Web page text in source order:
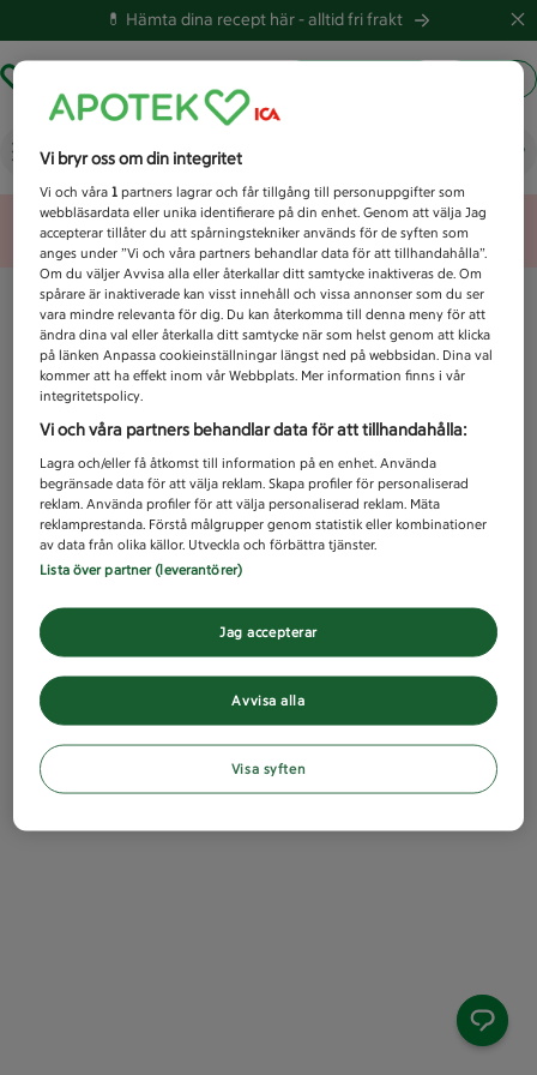
💊 Hämta dina recept här -alltid fri frakt
Vad letar du efter idag?
Unknown error
Vi bryr oss om din integritet
Vi och våra1 partners lagrar och får tillgång till personuppgifter som
webbläsardata eller unika identifierare på din enhet. Genom att välja Jag
accepterar tillåter du att spårningstekniker används för de syften som
anges under ”Vi och våra partners behandlar data för att tillhandahålla”.
Om du väljer Avvisa alla eller återkallar ditt samtycke inaktiveras de. Om
spårare är inaktiverade kan visst innehåll och vissa annonser som du ser
vara mindre relevanta för dig. Du kan återkomma till denna meny för att
ändra dina val eller återkalla ditt samtycke när som helst genom att klicka
på länken Anpassa cookieinställningar längst ned på webbsidan. Dina val
kommer att ha effekt inom vår Webbplats. Mer information finns i vår
integritetspolicy.
Vi och våra partners behandlar data för att tillhandahålla:
Lagra och/eller få åtkomst till information på en enhet. Använda
begränsade data för att välja reklam. Skapa profiler för personaliserad
reklam. Använda profiler för att välja personaliserad reklam. Mäta
reklamprestanda. Förstå målgrupper genom statistik eller kombinationer
av data från olika källor. Utveckla och förbättra tjänster.
Lista över partner (leverantörer)
Avvisa alla
Jag accepterar
Visa syften